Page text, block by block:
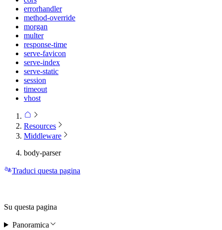
errorhandler
method-override
morgan
multer
response-time
serve-favicon
serve-index
serve-static
session
timeout
vhost
Resources
Middleware
body-parser
Traduci questa pagina
Su questa pagina
Panoramica